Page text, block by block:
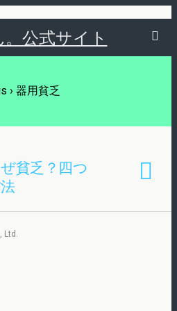
公式サイト
› 器用貧乏
貧乏？四つ
Ltd.